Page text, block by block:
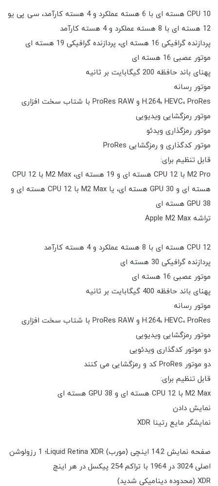
CPU 10 هسته ای با 6 هسته عملکرد و 4 هسته کارآمد، سی پی یو
12 هسته ای با 8 هسته عملکرد و 4 هسته کارآمد
پردازنده گرافیکی 16 هسته ای، پردازنده گرافیکی 19 هسته ای
موتور عصبی 16 هسته ای
پهنای باند حافظه 200 گیگابایت بر ثانیه
موتور رسانه
H.264، HEVC، ProRes و ProRes RAW با شتاب سخت افزاری
موتور رمزگشایی ویدیویی
موتور رمزگذاری ویدئو
موتور کدگذاری و رمزگشایی ProRes
قابل تنظیم برای:
M2 Pro با CPU 12 هسته ای و 19 هسته ای، M2 Max با CPU 12
هسته ای و GPU 30 هسته ای، یا M2 Max با CPU 12 هسته ای و
GPU 38 هسته ای
تراشه Apple M2 Max
CPU 12 هسته ای با 8 هسته عملکرد و 4 هسته کارآمد
پردازنده گرافیکی 30 هسته ای
موتور عصبی 16 هسته ای
پهنای باند حافظه 400 گیگابایت بر ثانیه
موتور رسانه
H.264، HEVC، ProRes و ProRes RAW با شتاب سخت افزاری
موتور رمزگشایی ویدیویی
دو موتور کدگذاری ویدئویی
دو موتور ProRes کد و رمزگشایی می کنند
قابل تنظیم برای:
M2 Max با CPU 12 هسته ای و GPU 38 هسته ای
نمایش دادن
نمایشگر مایع رتینا XDR
صفحه نمایش 14.2 اینچی (مورب) Liquid Retina XDR؛ 1 رزولوشن
اصلی 3024 در 1964 با تراکم 254 پیکسل در هر اینچ
XDR (محدوده دینامیکی شدید)